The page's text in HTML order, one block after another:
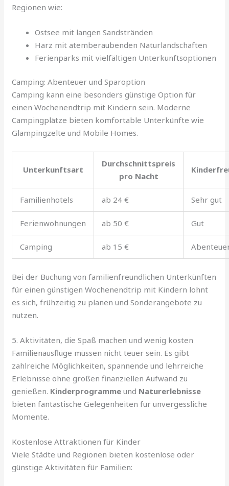
Regionen wie:
Ostsee mit langen Sandstränden
Harz mit atemberaubenden Naturlandschaften
Ferienparks mit vielfältigen Unterkunftsoptionen
Camping: Abenteuer und Sparoption
Camping kann eine besonders günstige Option für
einen Wochenendtrip mit Kindern sein. Moderne
Campingplätze bieten komfortable Unterkünfte wie
Glampingzelte und Mobile Homes.
Unterkunftsart
Durchschnittspreis
pro Nacht
Familienhotels ab 24 € Sehr gut
Ferienwohnungen ab 50 € Gut
Camping ab 15 €
Bei der Buchung von familienfreundlichen Unterkünften
für einen günstigen Wochenendtrip mit Kindern lohnt
es sich, frühzeitig zu planen und Sonderangebote zu
nutzen.
5. Aktivitäten, die Spaß machen und wenig kosten
Familienausflüge müssen nicht teuer sein. Es gibt
zahlreiche Möglichkeiten, spannende und lehrreiche
Erlebnisse ohne großen finanziellen Aufwand zu
genießen. Kinderprogramme und Naturerlebnisse
bieten fantastische Gelegenheiten für unvergessliche
Momente.
Kostenlose Attraktionen für Kinder
Viele Städte und Regionen bieten kostenlose oder
günstige Aktivitäten für Familien: